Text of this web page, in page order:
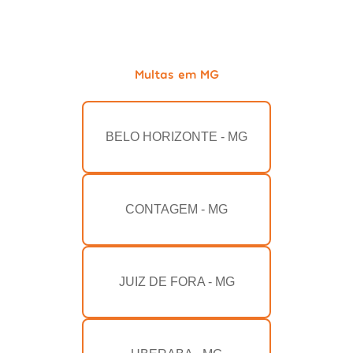
Multas em MG
BELO HORIZONTE - MG
CONTAGEM - MG
JUIZ DE FORA - MG